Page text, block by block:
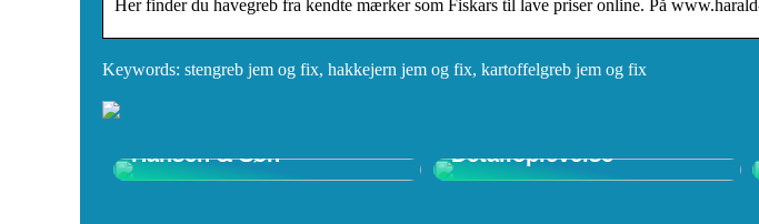
Her finder du havegreb fra kendte mærker som Fiskars til lave priser online. På
Keywords: stengreb jem og fix, hakkejern jem og fix, kartoffelgreb jem og fix
Hansen & Søn
Detailoplevelse